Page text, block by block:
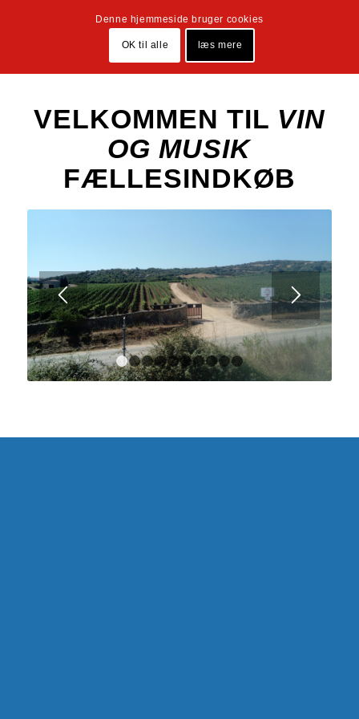
VELKOMMEN TIL VIN
OG MUSIK
FÆLLESINDKØB
1 2 3 4 5 10
Denne hjemmeside bruger cookies
OK til alle læs mere